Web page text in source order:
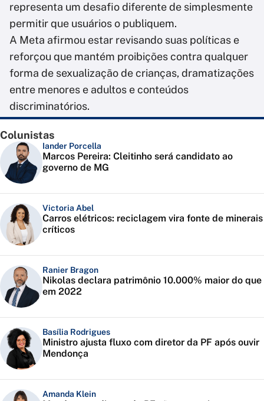
representa um desafio diferente de simplesmente
permitir que usuários o publiquem.
A Meta afirmou estar revisando suas políticas e
reforçou que mantém proibições contra qualquer
forma de sexualização de crianças, dramatizações
entre menores e adultos e conteúdos
discriminatórios.
Colunistas
Iander Porcella
Marcos Pereira: Cleitinho será candidato ao
governo de MG
Victoria Abel
Carros elétricos: reciclagem vira fonte de minerais
críticos
Ranier Bragon
Nikolas declara patrimônio 10.000% maior do que
em 2022
Basília Rodrigues
Ministro ajusta fluxo com diretor da PF após ouvir
Mendonça
Amanda Klein